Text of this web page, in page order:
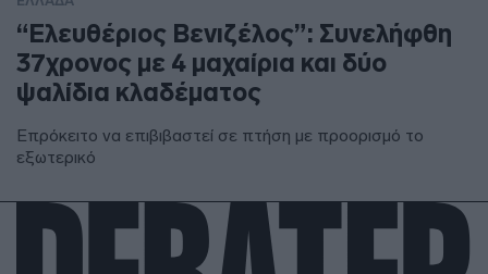
“Ελευθέριος Βενιζέλος”: Συνελήφθη
37χρονος με 4 μαχαίρια και δύο
ψαλίδια κλαδέματος
Επρόκειτο να επιβιβαστεί σε πτήση με προορισμό το
εξωτερικό